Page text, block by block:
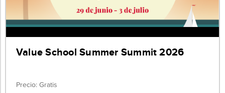
Value School Summer Summit 2026
Precio: Gratis